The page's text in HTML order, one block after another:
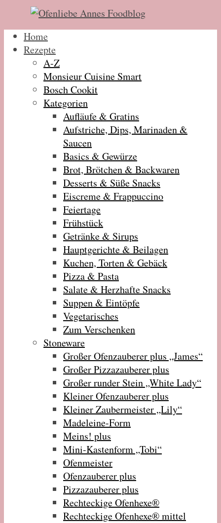
Home
Rezepte
A-Z
Monsieur Cuisine Smart
Bosch Cookit
Kategorien
Aufläufe & Gratins
Aufstriche, Dips, Marinaden &
Saucen
Basics & Gewürze
Brot, Brötchen & Backwaren
Desserts & Süße Snacks
Eiscreme & Frappuccino
Feiertage
Frühstück
Getränke & Sirups
Hauptgerichte & Beilagen
Kuchen, Torten & Gebäck
Pizza & Pasta
Salate & Herzhafte Snacks
Suppen & Eintöpfe
Vegetarisches
Zum Verschenken
Stoneware
Großer Ofenzauberer plus „James“
Großer Pizzazauberer plus
Großer runder Stein „White Lady“
Kleiner Ofenzauberer plus
Kleiner Zaubermeister „Lily“
Madeleine-Form
Meins! plus
Mini-Kastenform „Tobi“
Ofenmeister
Ofenzauberer plus
Pizzazauberer plus
Rechteckige Ofenhexe®
Rechteckige Ofenhexe® mittel